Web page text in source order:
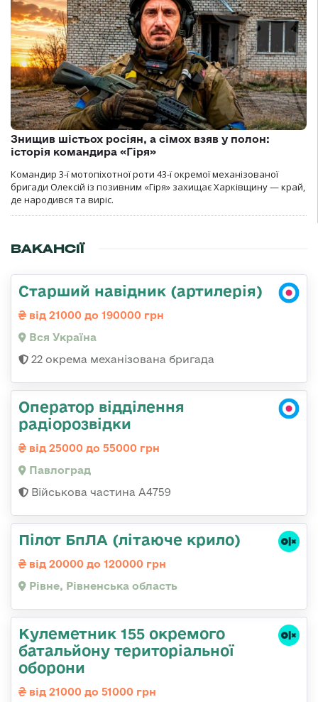
Знищив шістьох росіян, а сімох взяв у полон:
історія командира «Гіря»
Командир 3-ї мотопіхотної роти 43-ї окремої механізованої
бригади Олексій із позивним «Гіря» захищає Харківщину — край,
де народився та виріс.
ВАКАНСІЇ
Старший навідник (артилерія)
від 21000 до 190000 грн
Вся Україна
22 окрема механізована бригада
Оператор відділення
радіорозвідки
від 25000 до 55000 грн
Павлоград
Військова частина А4759
Пілот БпЛА (літаюче крило)
від 20000 до 120000 грн
Рівне, Рівненська область
Кулеметник 155 окремого
батальйону територіальної
оборони
від 21000 до 51000 грн